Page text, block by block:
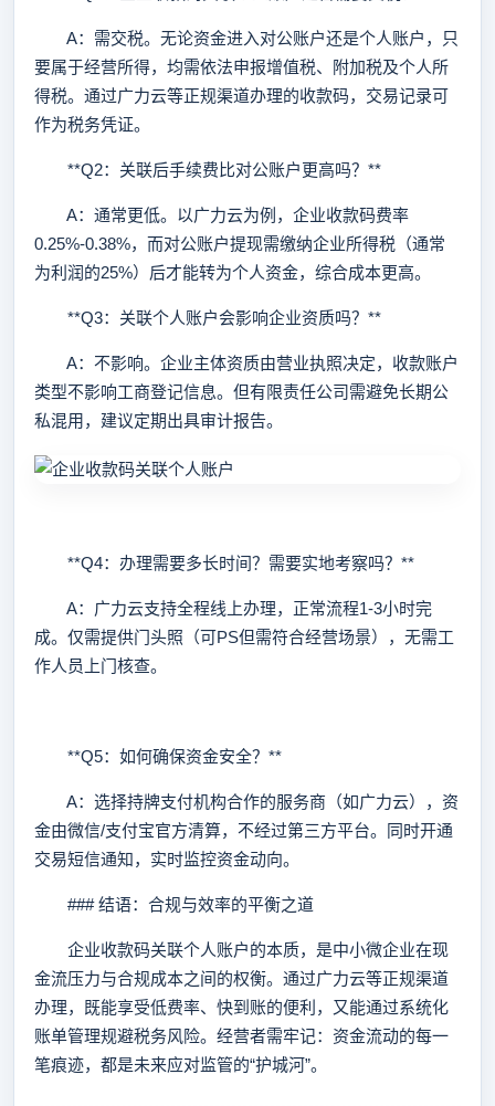
A：需交税。无论资金进入对公账户还是个人账户，只
要属于经营所得，均需依法申报增值税、附加税及个人所
得税。通过广力云等正规渠道办理的收款码，交易记录可
作为税务凭证。
**Q2：关联后手续费比对公账户更高吗？**
A：通常更低。以广力云为例，企业收款码费率
0.25%-0.38%，而对公账户提现需缴纳企业所得税（通常
为利润的25%）后才能转为个人资金，综合成本更高。
**Q3：关联个人账户会影响企业资质吗？**
A：不影响。企业主体资质由营业执照决定，收款账户
类型不影响工商登记信息。但有限责任公司需避免长期公
私混用，建议定期出具审计报告。
**Q4：办理需要多长时间？需要实地考察吗？**
A：广力云支持全程线上办理，正常流程1-3小时完
成。仅需提供门头照（可PS但需符合经营场景），无需工
作人员上门核查。
**Q5：如何确保资金安全？**
A：选择持牌支付机构合作的服务商（如广力云），资
金由微信/支付宝官方清算，不经过第三方平台。同时开通
交易短信通知，实时监控资金动向。
### 结语：合规与效率的平衡之道
企业收款码关联个人账户的本质，是中小微企业在现
金流压力与合规成本之间的权衡。通过广力云等正规渠道
办理，既能享受低费率、快到账的便利，又能通过系统化
账单管理规避税务风险。经营者需牢记：资金流动的每一
笔痕迹，都是未来应对监管的“护城河”。